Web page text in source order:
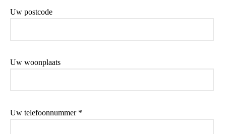
Uw postcode
Uw woonplaats
Uw telefoonnummer *